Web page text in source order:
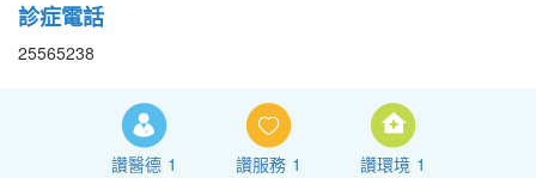
診症電話
25565238
讚醫德 1 讚服務 1 讚環境 1